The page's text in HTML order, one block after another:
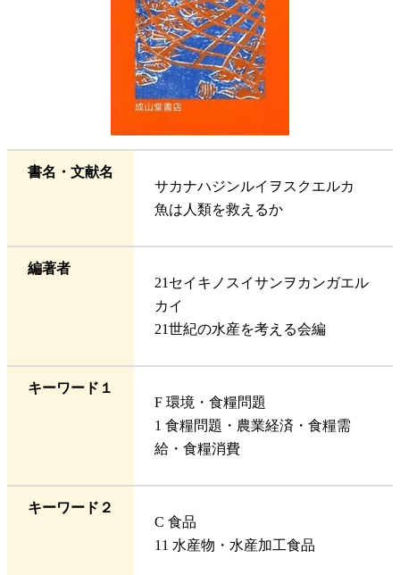
書名・文献名
サカナハジンルイヲスクエルカ
魚は人類を救えるか
編著者
21セイキノスイサンヲカンガエル
カイ
21世紀の水産を考える会編
キーワード１
F 環境・食糧問題
1 食糧問題・農業経済・食糧需
給・食糧消費
キーワード２
C 食品
11 水産物・水産加工食品